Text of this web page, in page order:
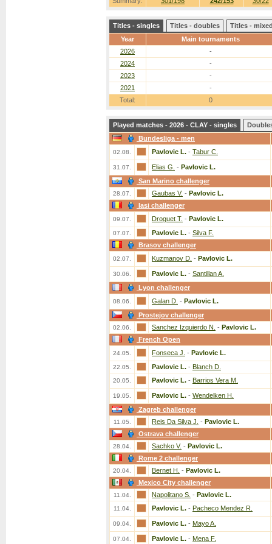
Titles - singles Titles - doubles
Titles -
Year
Main tournaments
2026
-
2024
-
2023
-
2021
-
Total:
0
Played matches - 2026 - CLAY - singles
Bundesliga - men
02.08. Pavlovic L. - Tabur C.
31.07. Elias G. - Pavlovic L.
San Marino challenger
28.07. Gaubas V. - Pavlovic L.
Iasi challenger
09.07. Droguet T. - Pavlovic L.
07.07. Pavlovic L. - Silva F.
Brasov challenger
02.07. Kuzmanov D. - Pavlovic L.
30.06. Pavlovic L. - Santillan A.
Lyon challenger
08.06. Galan D. - Pavlovic L.
Prostejov challenger
02.06. Sanchez Izquierdo N. - Pavlovic L.
French Open
24.05. Fonseca J. - Pavlovic L.
22.05. Pavlovic L. - Blanch D.
20.05. Pavlovic L. - Barrios Vera M.
19.05. Pavlovic L. - Wendelken H.
Zagreb challenger
11.05. Reis Da Silva J. - Pavlovic L.
Ostrava challenger
28.04. Sachko V. - Pavlovic L.
Rome 2 challenger
20.04. Bernet H. - Pavlovic L.
Mexico City challenger
11.04. Napolitano S. - Pavlovic L.
11.04. Pavlovic L. - Pacheco Mendez R.
09.04. Pavlovic L. - Mayo A.
07.04. Pavlovic L. - Mena F.